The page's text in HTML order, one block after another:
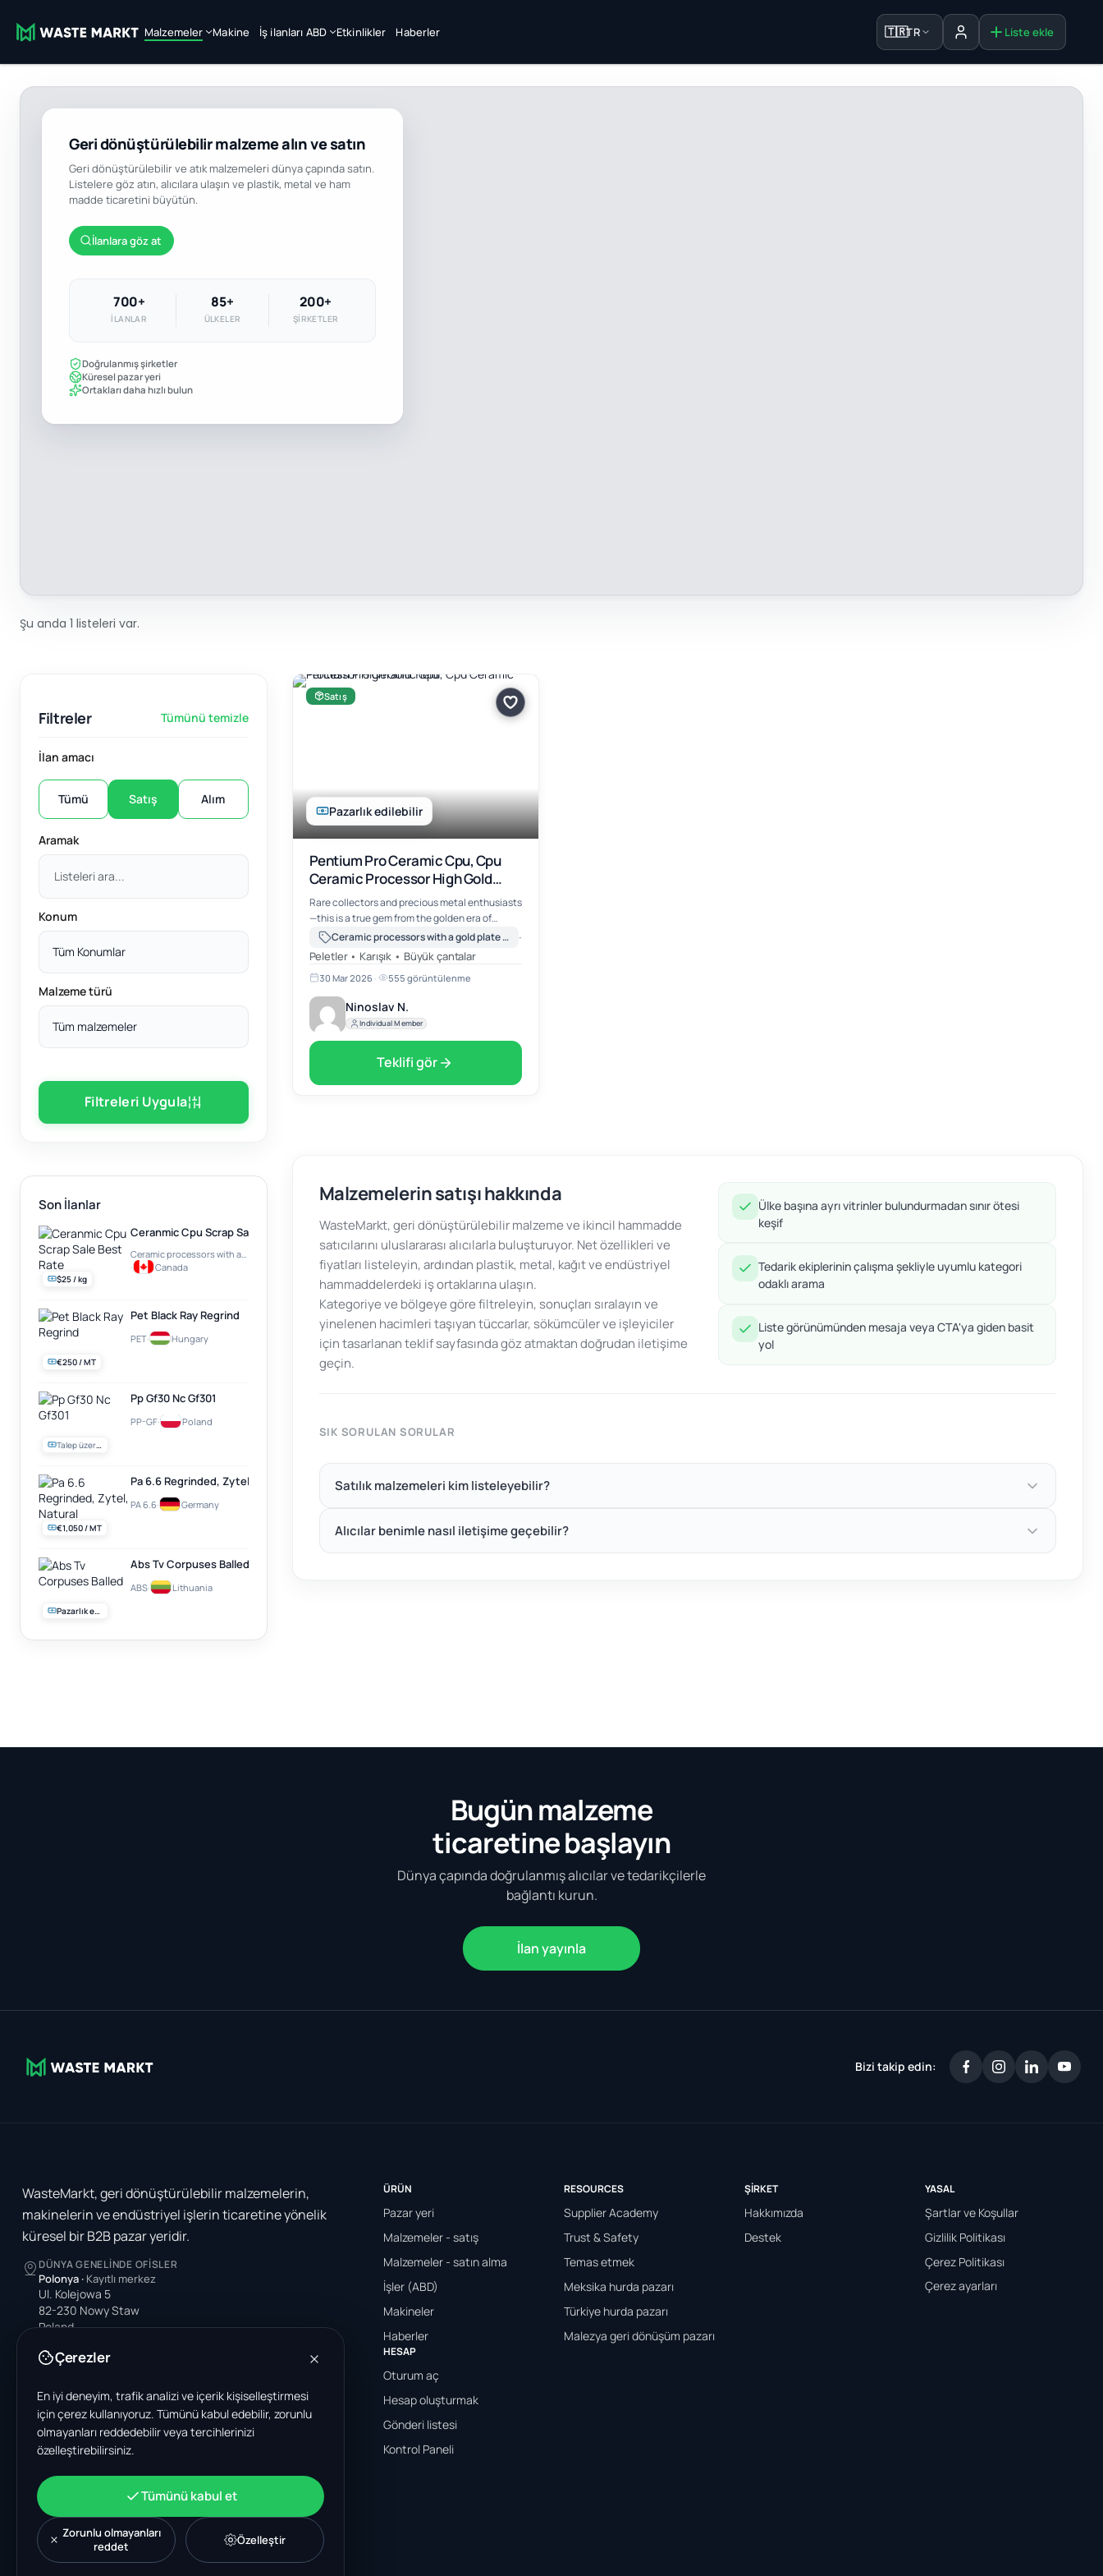
Malzemeler Makine İş ilanları ABD Etkinlikler Haberler 🇹🇷TR Oturum açListe ekle
Geri dönüştürülebilir malzeme alın ve satın
Geri dönüştürülebilir ve atık malzemeleri dünya çapında satın.
Listelere göz atın, alıcılara ulaşın ve plastik, metal ve ham
madde ticaretini büyütün.
İlanlara göz at
700+
İLANLAR
85+
ÜLKELER
200+
ŞIRKETLER
Doğrulanmış şirketler
Küresel pazar yeri
Ortakları daha hızlı bulun
Şu anda 1 listeleri var.
Filtreler Tümünü temizle
İlan amacı
Tümü Satış Alım
Aramak
Konum
Tüm Konumlar
Malzeme türü
Tüm malzemeler
Filtreleri Uygula
Son İlanlar
$25 / kg
Ceranmic Cpu Scrap Sale Best Rate
·
Canada
€250 / MT
Pet Black Ray Regrind
PET· Hungary
Talep üzerine
Pp Gf30 Nc Gf301
PP-GF· Poland
€1,050 / MT
Pa 6.6 Regrinded, Zytel, Natural
PA 6.6· Germany
Pazarlık edilebilir
Abs Tv Corpuses Balled
ABS· Lithuania
Pazarlık edilebilir
Satış
Pentium Pro Ceramic Cpu, Cpu
Ceramic Processor High Gold
Yield
Rare collectors and precious metal enthusiasts
—this is a true gem from the golden era of
computing. The **Intel Pentium Pro Ceramic
CPU** isn’t just a vintage processor—it’s a
piece of technological …
Ceramic processors with a gold plate on the bottom (e.g. Intel Pentium PRO) ·
Peletler • Karışık • Büyük çantalar
30 Mar 2026 · 555 görüntülenme
Ninoslav N.
Individual Member
Teklifi gör
Malzemelerin satışı hakkında
WasteMarkt, geri dönüştürülebilir malzeme ve ikincil hammadde
satıcılarını uluslararası alıcılarla buluşturuyor. Net özellikleri ve
fiyatları listeleyin, ardından plastik, metal, kağıt ve endüstriyel
hammaddelerdeki iş ortaklarına ulaşın.
Kategoriye ve bölgeye göre filtreleyin, sonuçları sıralayın ve
yinelenen hacimleri taşıyan tüccarlar, sökümcüler ve işleyiciler
için tasarlanan teklif sayfasında göz atmaktan doğrudan iletişime
geçin.
Ülke başına ayrı vitrinler bulundurmadan sınır ötesi
keşif
Tedarik ekiplerinin çalışma şekliyle uyumlu kategori
odaklı arama
Liste görünümünden mesaja veya CTA'ya giden basit
yol
SIK SORULAN SORULAR
Satılık malzemeleri kim listeleyebilir?
Alıcılar benimle nasıl iletişime geçebilir?
Bugün malzeme
ticaretine başlayın
Dünya çapında doğrulanmış alıcılar ve tedarikçilerle
bağlantı kurun.
İlan yayınla
Bizi takip edin:
WasteMarkt, geri dönüştürülebilir malzemelerin,
makinelerin ve endüstriyel işlerin ticaretine yönelik
küresel bir B2B pazar yeridir.
DÜNYA GENELINDE OFISLER
Polonya · Kayıtlı merkez
Ul. Kolejowa 5
82-230 Nowy Staw
Poland
Amerika Birleşik Devletleri
Pinellas Park, FL 33781-3536
United States
Hindistan
A-199, Sector 63
Noida, Uttar Pradesh 201301
India
+48 606 662 650
support@wastemarkt.com
office@wastemarkt.com
ÜRÜN
Pazar yeri
Malzemeler - satış
Malzemeler - satın alma
İşler (ABD)
Makineler
Haberler
RESOURCES
Supplier Academy
Trust & Safety
Temas etmek
Meksika hurda pazarı
Türkiye hurda pazarı
Malezya geri dönüşüm pazarı
ŞIRKET
Hakkımızda
Destek
YASAL
Şartlar ve Koşullar
Gizlilik Politikası
Çerez Politikası
Çerez ayarları
HESAP
Oturum aç
Hesap oluşturmak
Gönderi listesi
Kontrol Paneli
Çerezler
En iyi deneyim, trafik analizi ve içerik kişiselleştirmesi
için çerez kullanıyoruz. Tümünü kabul edebilir, zorunlu
olmayanları reddedebilir veya tercihlerinizi
özelleştirebilirsiniz.
Tümünü kabul et
Zorunlu olmayanları
reddet
Özelleştir